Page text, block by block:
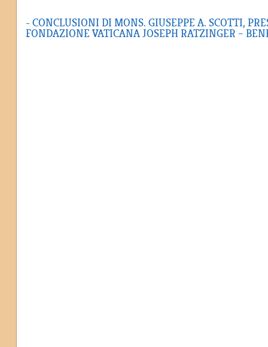
- CONCLUSIONI DI MONS. GIUSEPPE A. SCOTTI,
FONDAZIONE VATICANA JOSEPH RATZINGER –